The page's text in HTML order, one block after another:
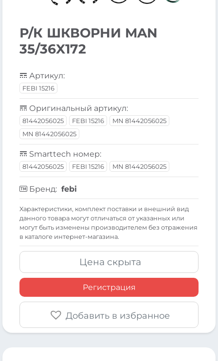
Р/К ШКВОРНИ MAN
35/36X172
Артикул:
FEBI 15216
Оригинальный артикул:
81442056025 FEBI 15216
MN 81442056025
MN 81442056025
Smarttech номер:
81442056025 FEBI 15216 MN 81442056025
Бренд: febi
Xарактеристики, комплект поставки и внешний вид
данного товара могут отличаться от указанных или
могут быть изменены производителем без отражения
в каталоге интернет-магазина.
Цена скрыта
Регистрация
Добавить в избранное